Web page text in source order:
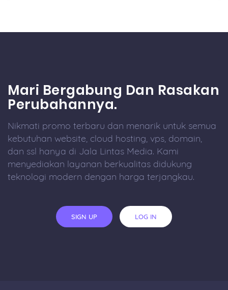
Mari Bergabung Dan Rasakan
Perubahannya.
Nikmati promo terbaru dan menarik untuk semua
kebutuhan website, cloud hosting, vps, domain,
dan ssl hanya di Jala Lintas Media. Kami
menyediakan layanan berkualitas didukung
teknologi modern dengan harga terjangkau.
SIGN UP LOG IN